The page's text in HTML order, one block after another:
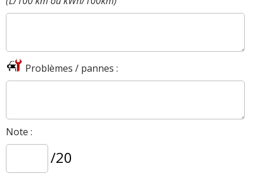
Problèmes / pannes :
Note :
/20